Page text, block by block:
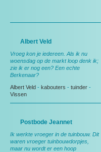
Albert Veld
Vroeg kon je iedereen. Als ik nu
woensdag op de markt loop denk ik;
zie ik er nog een? Een echte
Berkenaar?
Albert Veld - kabouters - tuinder -
Vissen
Postbode Jeannet
Ik werkte vroeger in de tuinbouw. Dit
waren vroeger tuinbouwdorpjes,
maar nu wordt er een hoop